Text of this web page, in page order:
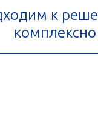
к
комплексно